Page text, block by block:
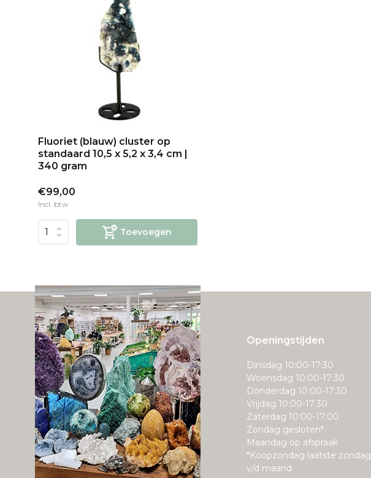
Fluoriet (blauw) cluster op
standaard 10,5 x 5,2 x 3,4 cm |
340 gram
€99,00
Incl. btw
Toevoegen
Openingstijden
Dinsdag 10:00-17:30
Woensdag 10:00-17:30
Donderdag 10:00-17:30
Vrijdag 10:00-17:30
Zaterdag 10:00-17:00
Zondag gesloten*
Maandag op afspraak
*Koopzondag laatste zondag
v/d maand